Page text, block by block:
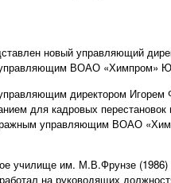
новый управляющий
управляющим ВОАО «Химпром»
директором
для кадровых перестановок
управляющим ВОАО
училище им. М.В.Фрунзе
на руководящих